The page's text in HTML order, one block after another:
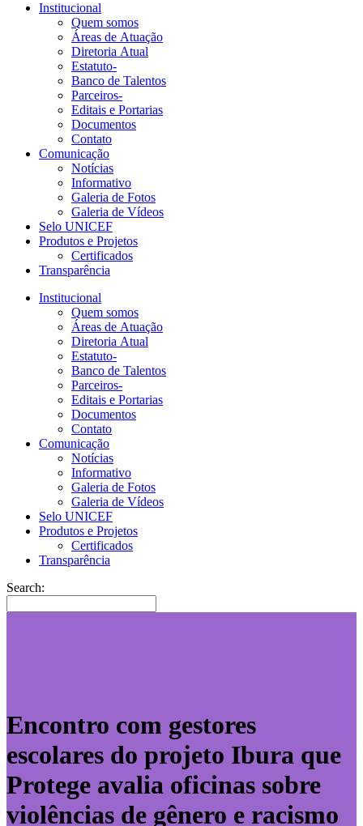
Institucional
Quem somos
Áreas de Atuação
Diretoria Atual
Estatuto-
Banco de Talentos
Parceiros-
Editais e Portarias
Documentos
Contato
Comunicação
Notícias
Informativo
Galeria de Fotos
Galeria de Vídeos
Selo UNICEF
Produtos e Projetos
Certificados
Transparência
Institucional
Quem somos
Áreas de Atuação
Diretoria Atual
Estatuto-
Banco de Talentos
Parceiros-
Editais e Portarias
Documentos
Contato
Comunicação
Notícias
Informativo
Galeria de Fotos
Galeria de Vídeos
Selo UNICEF
Produtos e Projetos
Certificados
Transparência
Search:
Encontro com gestores
escolares do projeto Ibura que
Protege avalia oficinas sobre
violências de gênero e racismo